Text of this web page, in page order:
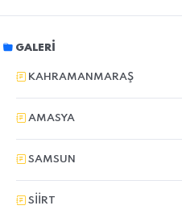
GALERI
KAHRAMANMARAŞ
AMASYA
SAMSUN
SIIRT